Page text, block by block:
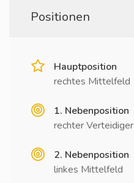
Positionen
Hauptposition
rechtes Mittelfeld
1. Nebenposition
rechter Verteidiger
2. Nebenposition
linkes Mittelfeld